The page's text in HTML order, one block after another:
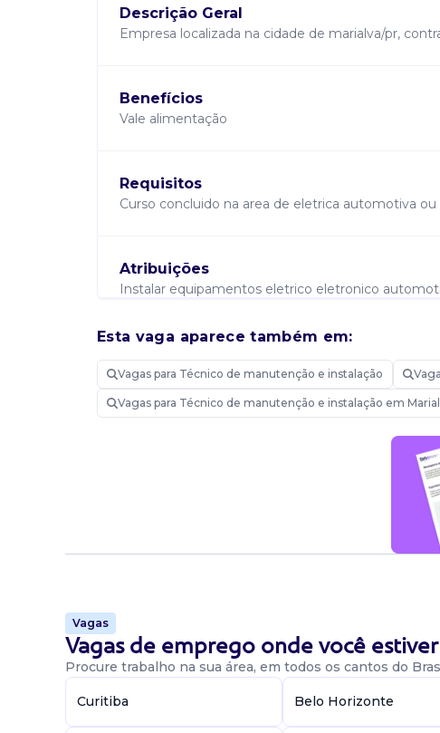
Descrição Geral
Empresa localizada na cidade de marialva/pr,
Benefícios
Vale alimentação
Requisitos
Curso concluido na area de eletrica automotiva
Atribuições
Instalar equipamentos eletrico eletronico
Disponibilidade
Manhã, Tarde, Viagem.
Esta vaga aparece também em:
Vagas para Técnico de manutenção e instalação
Vagas para Técnico de manutenção e instalação em
Vagas
Vagas de emprego onde você estiver
Procure trabalho na sua área, em todos os cantos do
Curitiba Belo Horizonte